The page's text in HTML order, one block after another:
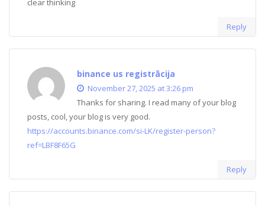
clear thinking
Reply
binance us registrācija
November 27, 2025 at 3:26 pm
Thanks for sharing. I read many of your blog
posts, cool, your blog is very good.
https://accounts.binance.com/si-LK/register-person?
ref=LBF8F65G
Reply